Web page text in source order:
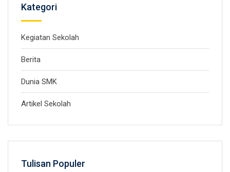
Kategori
Kegiatan Sekolah
Berita
Dunia SMK
Artikel Sekolah
Tulisan Populer